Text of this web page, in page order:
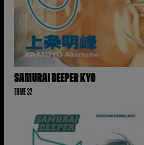
SAMURAI DEEPER KYO
TOME 32